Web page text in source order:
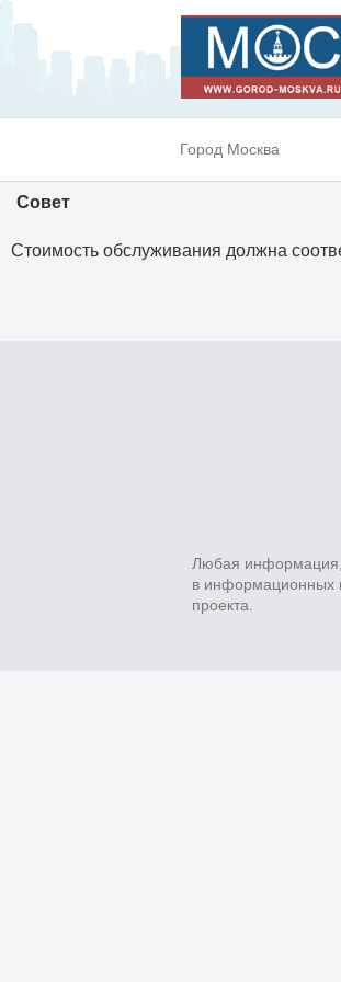
Город Москва
Совет
Стоимость обслуживания должна
Любая информация,
в информационных
проекта.